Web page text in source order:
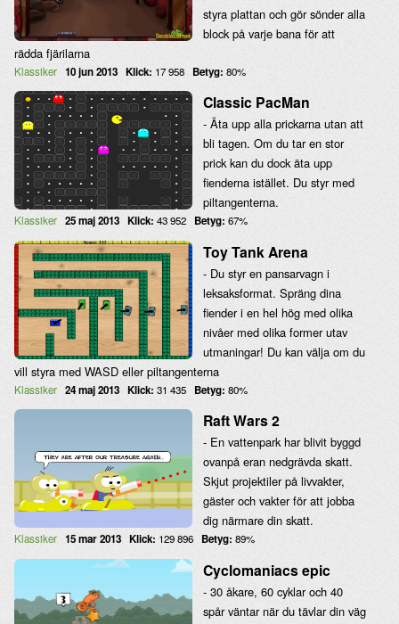
styra plattan och gör sönder alla
block på varje bana för att
rädda fjärilarna
Klassiker 10 jun 2013 Klick: 17 958 Betyg: 80%
Classic PacMan
- Äta upp alla prickarna utan att
bli tagen. Om du tar en stor
prick kan du dock äta upp
fienderna istället. Du styr med
piltangenterna.
Klassiker 25 maj 2013 Klick: 43 952 Betyg: 67%
Toy Tank Arena
- Du styr en pansarvagn i
leksaksformat. Spräng dina
fiender i en hel hög med olika
nivåer med olika former utav
utmaningar! Du kan välja om du
vill styra med WASD eller piltangenterna
Klassiker 24 maj 2013 Klick: 31 435 Betyg: 80%
Raft Wars 2
- En vattenpark har blivit byggd
ovanpå eran nedgrävda skatt.
Skjut projektiler på livvakter,
gäster och vakter för att jobba
dig närmare din skatt.
Klassiker 15 mar 2013 Klick: 129 896 Betyg: 89%
Cyclomaniacs epic
- 30 åkare, 60 cyklar och 40
spår väntar när du tävlar din väg